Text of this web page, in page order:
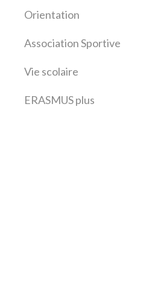
Français
Latin
Sciences physiques
Technologie
Orientation
Association Sportive
Vie scolaire
ERASMUS plus